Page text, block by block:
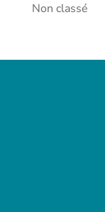
Non classé